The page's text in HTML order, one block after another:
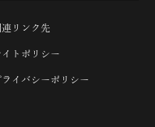
連リンク先
イトポリシー
ライバシーポリシー